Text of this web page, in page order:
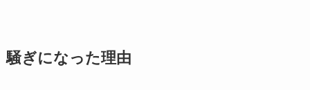
騒ぎになった理由